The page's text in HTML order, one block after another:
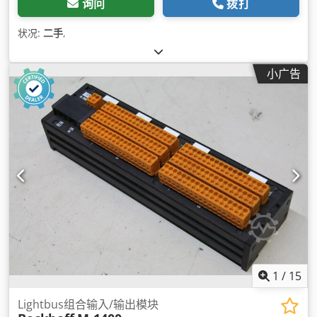
询问 拨打
状况: 二手,
小广告
1 / 15
Lightbus组合输入/输出模块